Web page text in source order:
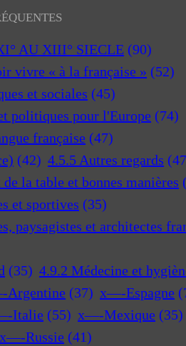
AU XIII° SIECLE (90)
vivre « à la française » (52)
et sociales (45)
politiques pour l'Europe (74)
française (47)
(42) 4.5.5 Autres regards
la table et bonnes manières
et sportives (35)
paysagistes et architectes
(35) 4.9.2 Médecine et
(37) x—-Espagne
Italie (55) x—-Mexique (35)
x—-Russie (41)